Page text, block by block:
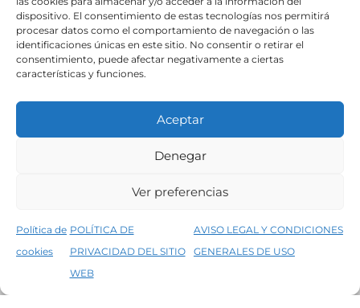
dispositivo. El consentimiento de estas tecnologías nos permitirá
procesar datos como el comportamiento de navegación o las
identificaciones únicas en este sitio. No consentir o retirar el
consentimiento, puede afectar negativamente a ciertas
características y funciones.
Aceptar
Denegar
Ver preferencias
Política de
cookies
POLÍTICA DE
PRIVACIDAD DEL SITIO
WEB
AVISO LEGAL Y CONDICIONES
GENERALES DE USO
5% de descuento en tu primera compra, utiliza el código PRIMERACOMPRA
Condiciones generales de venta
Política de privacidad del sitio web
©2026 Decopintur- todos los derechos